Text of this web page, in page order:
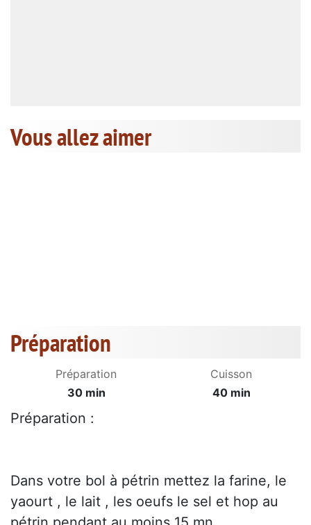
Vous allez aimer
Préparation
Préparation
30 min
Cuisson
40 min
Préparation :
Dans votre bol à pétrin mettez la farine, le
yaourt , le lait , les oeufs le sel et hop au